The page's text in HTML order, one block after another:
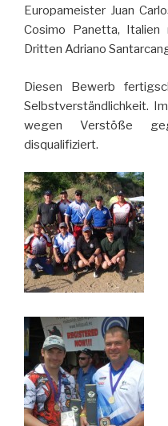
Europameister Juan
Cosimo Panetta,
Dritten Adriano
Diesen Bewerb
Selbstverständlichkeit.
wegen Verstöße
disqualifiziert.